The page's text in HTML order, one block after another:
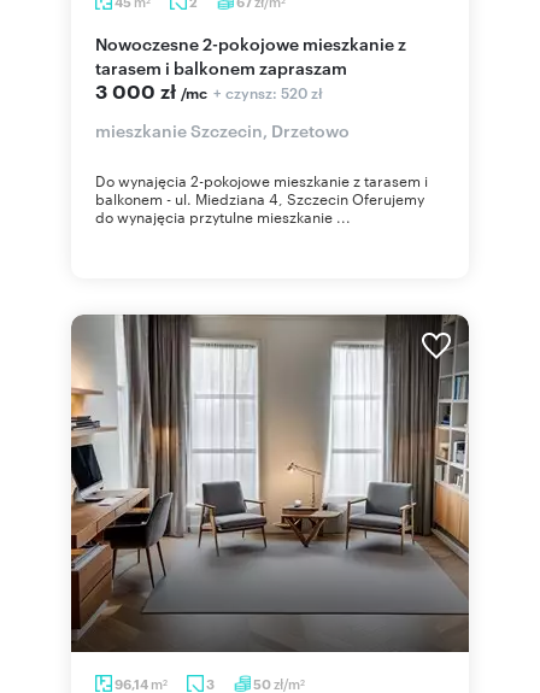
Nowoczesne 2-pokojowe mieszkanie z
tarasem i balkonem zapraszam
3 000 zł /mc + czynsz: 520 zł
mieszkanie Szczecin, Drzetowo
Do wynajęcia 2-pokojowe mieszkanie z tarasem i
balkonem - ul. Miedziana 4, Szczecin Oferujemy
do wynajęcia przytulne mieszkanie ...
96,14 m2 3 50zł/m2